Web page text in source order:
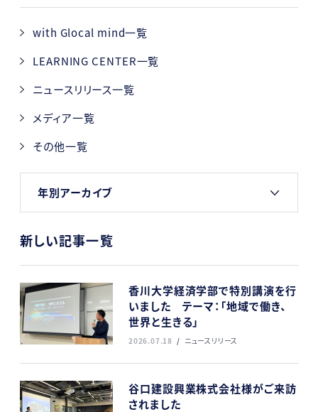
with Glocal mind一覧
LEARNING CENTER一覧
ニュースリリース一覧
メディア一覧
その他一覧
年別アーカイブ
新しい記事一覧
香川大学経済学部で特別講演を行
いました テーマ：「地域で働き、
世界と生きる」
2026.07.18 ニュースリリース
谷口建設興業株式会社様がご来訪
されました